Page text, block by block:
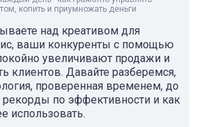
копить и приумножать деньги
над креативом для
ваши конкуренты с помощью
увеличивают продажи и
клиентов. Давайте разберемся,
проверенная временем, до
рекорды по эффективности и как
использовать.